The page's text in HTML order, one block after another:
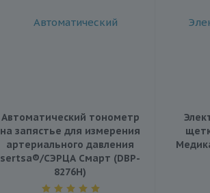
Автоматический тонометр
на запястье для измерения
артериального давления
sertsa®/СЭРЦА Смарт (DBP-
8276H)